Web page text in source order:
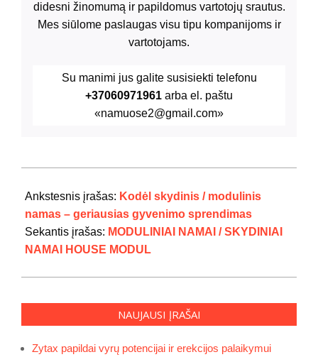
didesni žinomumą ir papildomus vartotojų srautus.
Mes siūlome paslaugas visu tipu kompanijoms ir
vartotojams.
Su manimi jus galite susisiekti telefonu
+37060971961 arba el. paštu
«namuose2@gmail.com»
07-
29
Ankstesnis įrašas: Kodėl skydinis / modulinis
namas – geriausias gyvenimo sprendimas
Sekantis įrašas: MODULINIAI NAMAI / SKYDINIAI
NAMAI HOUSE MODUL
NAUJAUSI ĮRAŠAI
Zytax papildai vyrų potencijai ir erekcijos palaikymui